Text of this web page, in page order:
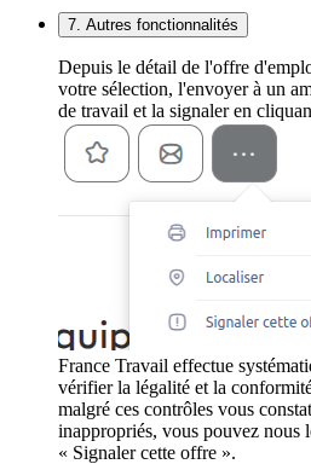
7. Autres fonctionnalités
Depuis le détail de l'offre
votre sélection, l'envoyer à un
de travail et la signaler en
France Travail effectue
vérifier la légalité et la
malgré ces contrôles vous
inappropriés, vous pouvez nous
« Signaler cette offre ».